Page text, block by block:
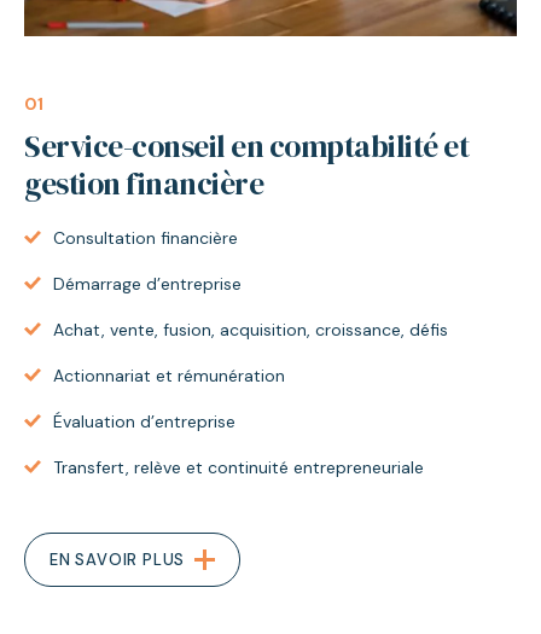
01
Service-conseilen comptabilité et
gestion financière
Consultation financière
Démarrage d’entreprise
Achat, vente, fusion, acquisition, croissance, défis
Actionnariat et rémunération
Évaluation d’entreprise
Transfert, relève et continuité entrepreneuriale
EN SAVOIR PLUS